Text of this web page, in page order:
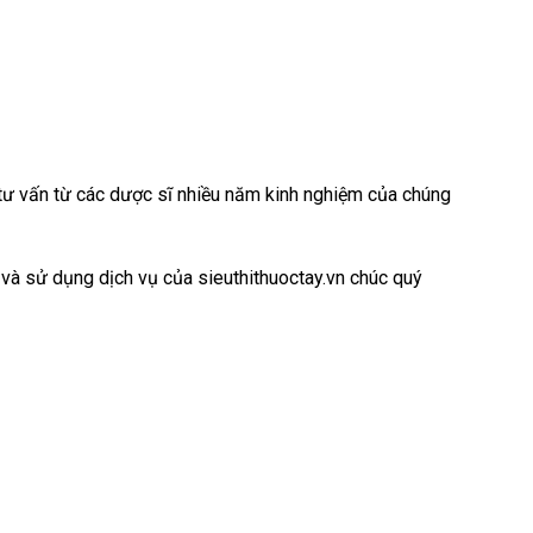
vấn từ các dược sĩ nhiều năm kinh nghiệm của chúng
sử dụng dịch vụ của sieuthithuoctay.vn chúc quý